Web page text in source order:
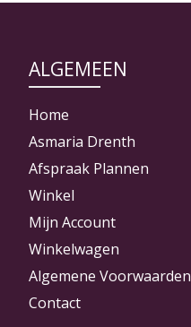
ALGEMEEN
Home
Asmaria Drenth
Afspraak Plannen
Winkel
Mijn Account
Winkelwagen
Algemene Voorwaarden
Contact